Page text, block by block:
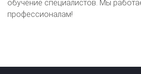
BRC
OMVL LOVATO
обучение специалистов. Мы
профессионалам!